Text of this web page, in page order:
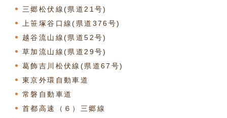
三郷松伏線(県道21号)
上笹塚谷口線(県道376号)
越谷流山線(県道52号)
草加流山線(県道29号)
葛飾吉川松伏線(県道67号)
東京外環自動車道
常磐自動車道
首都高速（６）三郷線